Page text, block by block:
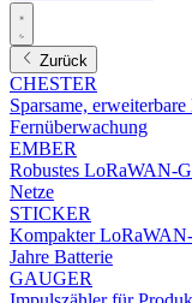
Zurück
CHESTER
Sparsame,
Fernüberwachung
EMBER
Robustes LoRaWAN-
Netze
STICKER
Kompakter
Jahre Batterie
GAUGER